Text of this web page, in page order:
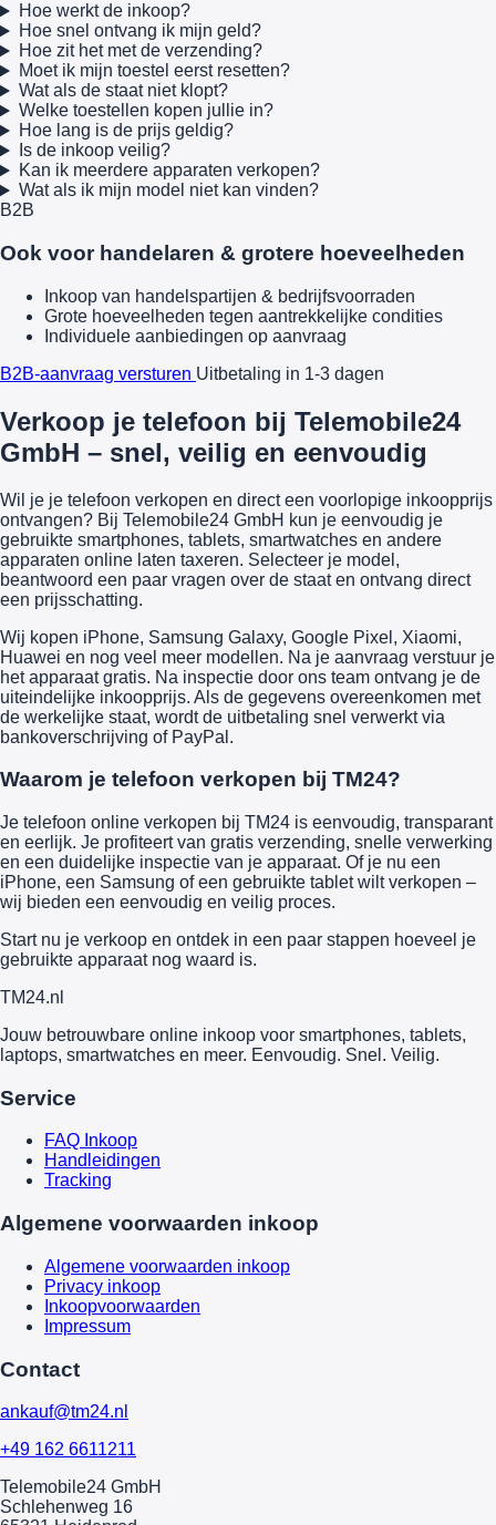
Hoe werkt de inkoop?
Hoe snel ontvang ik mijn geld?
Hoe zit het met de verzending?
Moet ik mijn toestel eerst resetten?
Wat als de staat niet klopt?
Welke toestellen kopen jullie in?
Hoe lang is de prijs geldig?
Is de inkoop veilig?
Kan ik meerdere apparaten verkopen?
Wat als ik mijn model niet kan vinden?
B2B
Ook voor handelaren & grotere hoeveelheden
Inkoop van handelspartijen & bedrijfsvoorraden
Grote hoeveelheden tegen aantrekkelijke condities
Individuele aanbiedingen op aanvraag
B2B-aanvraag versturen Uitbetaling in 1-3 dagen
Verkoop je telefoon bij Telemobile24
GmbH – snel, veilig en eenvoudig
Wil je je telefoon verkopen en direct een voorlopige inkoopprijs
ontvangen? Bij Telemobile24 GmbH kun je eenvoudig je
gebruikte smartphones, tablets, smartwatches en andere
apparaten online laten taxeren. Selecteer je model,
beantwoord een paar vragen over de staat en ontvang direct
een prijsschatting.
Wij kopen iPhone, Samsung Galaxy, Google Pixel, Xiaomi,
Huawei en nog veel meer modellen. Na je aanvraag verstuur je
het apparaat gratis. Na inspectie door ons team ontvang je de
uiteindelijke inkoopprijs. Als de gegevens overeenkomen met
de werkelijke staat, wordt de uitbetaling snel verwerkt via
bankoverschrijving of PayPal.
Waarom je telefoon verkopen bij TM24?
Je telefoon online verkopen bij TM24 is eenvoudig, transparant
en eerlijk. Je profiteert van gratis verzending, snelle verwerking
en een duidelijke inspectie van je apparaat. Of je nu een
iPhone, een Samsung of een gebruikte tablet wilt verkopen –
wij bieden een eenvoudig en veilig proces.
Start nu je verkoop en ontdek in een paar stappen hoeveel je
gebruikte apparaat nog waard is.
TM24.nl
Jouw betrouwbare online inkoop voor smartphones, tablets,
laptops, smartwatches en meer. Eenvoudig. Snel. Veilig.
Service
FAQ Inkoop
Handleidingen
Tracking
Algemene voorwaarden inkoop
Algemene voorwaarden inkoop
Privacy inkoop
Inkoopvoorwaarden
Impressum
Contact
ankauf@tm24.nl
+49 162 6611211
Telemobile24 GmbH
Schlehenweg 16